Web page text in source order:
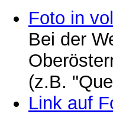
Foto in
Bei der
(z.B.
Link auf